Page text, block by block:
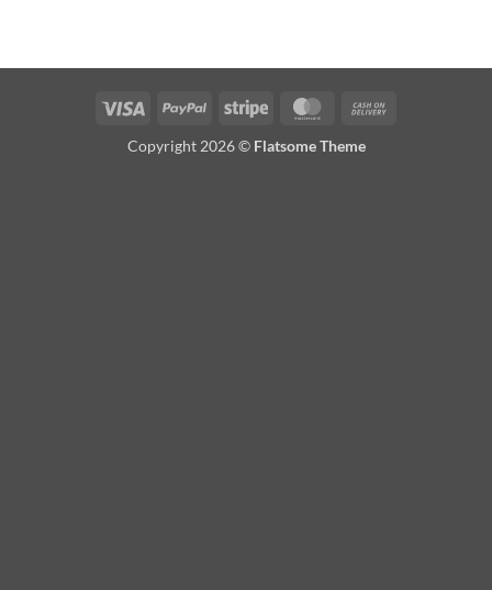
Visa PayPal Stripe MasterCard
Copyright 2026 © Flatsome Theme